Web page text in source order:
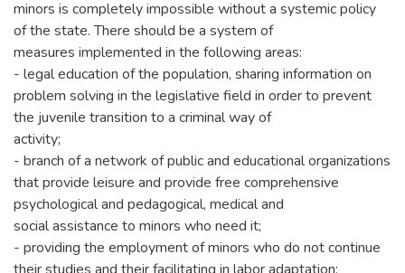
minors is completely impossible without a systemic policy
of the state. There should be a system of
measures implemented in the following areas:
- legal education of the population, sharing information on
problem solving in the legislative field in order to prevent
the juvenile transition to a criminal way of
activity;
- branch of a network of public and educational organizations
that provide leisure and provide free comprehensive
psychological and pedagogical, medical and
social assistance to minors who need it;
- providing the employment of minors who do not continue